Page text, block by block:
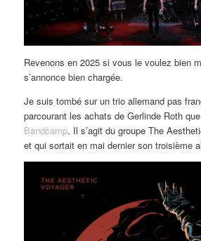
Revenons en 2025 si vous le voulez bien
s’annonce bien chargée.
Je suis tombé sur un trio allemand pas
parcourant les achats de Gerlinde Roth
Bandcamp. Il s’agit du groupe The
et qui sortait en mai dernier son troisième